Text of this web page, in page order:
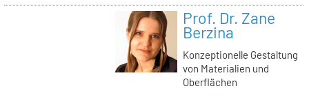
Prof. Dr. Zane
Berzina
Konzeptionelle Gestaltung
von Materialien und
Oberflächen